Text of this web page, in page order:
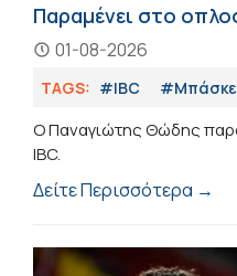
Παραμένει στο
01-08-2026
TAGS: #IBC
Ο Παναγιώτης Θώδης
IBC.
Δείτε Περισσότερα →